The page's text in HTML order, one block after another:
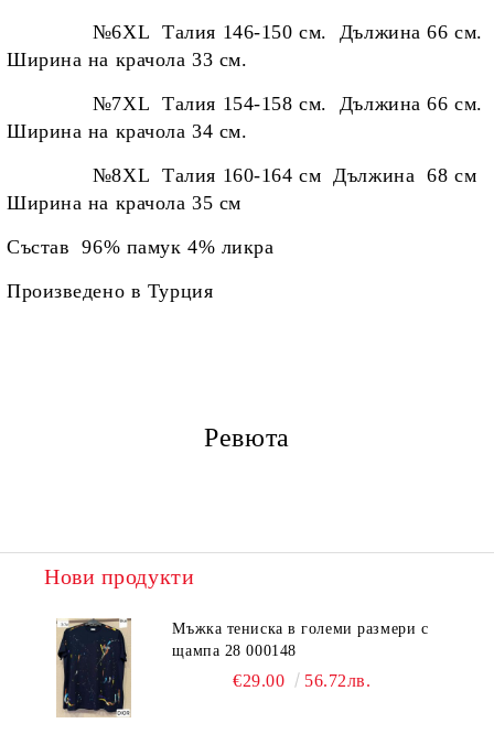
№6XL Талия 146-150 см. Дължина 66 см.
Ширина на крачола 33 см.
№7XL Талия 154-158 см. Дължина 66 см.
Ширина на крачола 34 см.
№8XL Талия 160-164 см Дължина 68 см
Ширина на крачола 35 см
Състав 96% памук 4% ликра
Произведено в Турция
Ревюта
Нови продукти
Мъжка тениска в големи размери с
щампа 28 000148
€29.00 56.72лв.